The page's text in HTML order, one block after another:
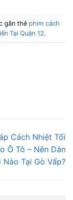
gắn thẻ phim cách
Tại Quận 12.
Cách Nhiệt Tối
Ô Tô – Nên Dán
Nào Tại Gò Vấp?